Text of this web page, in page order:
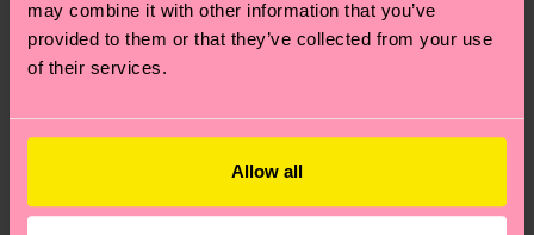
may combine it with other information that you’ve
provided to them or that they’ve collected from your use
of their services.
Allow all